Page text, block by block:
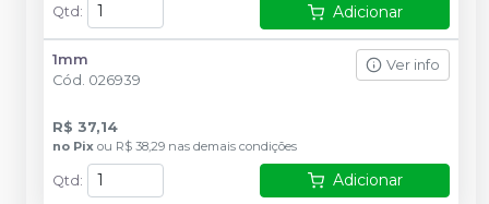
Qtd : Adicionar
1mm
Cód. 026939
Ver info
R$ 37,14
no Pix ou R$ 38,29 nas demais condições
Qtd: Adicionar